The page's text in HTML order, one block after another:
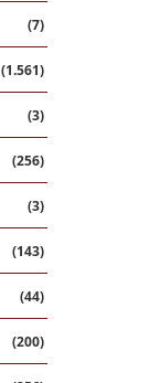
(7)
(1.561)
(3)
(256)
(3)
(143)
(44)
(200)